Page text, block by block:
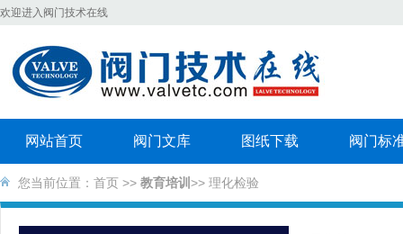
欢迎进入阀门技术在线
网站首页 阀门文库 图纸下载 阀门标
您当前位置： 首页 >> 教育培训 >> 理化检验